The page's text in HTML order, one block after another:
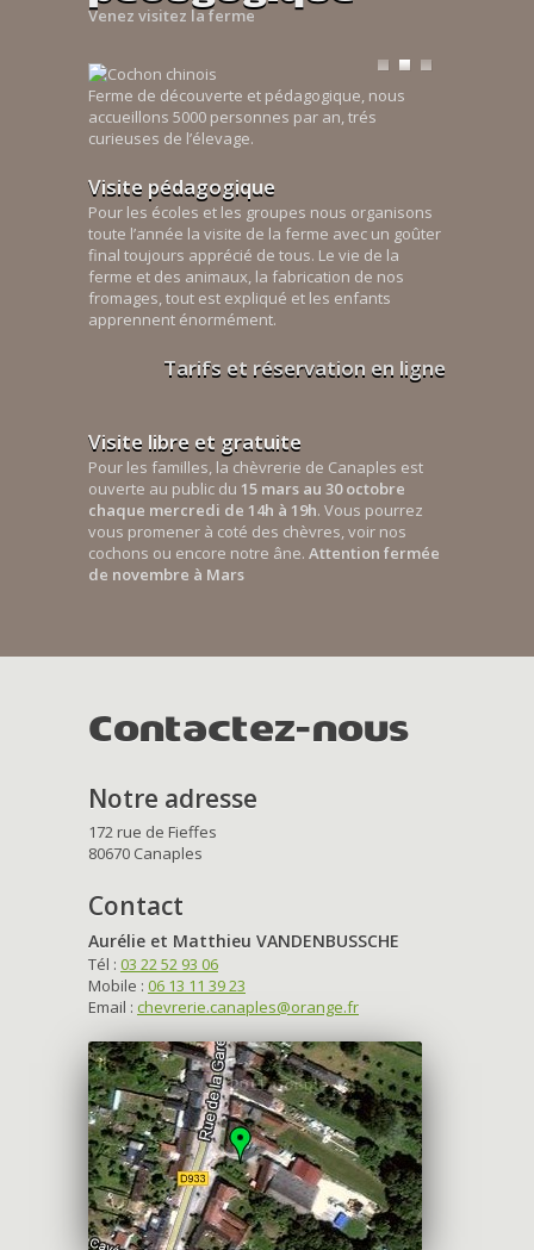
Venez visitez la ferme
Ferme de découverte et pédagogique, nous
accueillons 5000 personnes par an, trés
curieuses de l’élevage.
Visite pédagogique
Pour les écoles et les groupes nous organisons
toute l’année la visite de la ferme avec un goûter
final toujours apprécié de tous. Le vie de la
ferme et des animaux, la fabrication de nos
fromages, tout est expliqué et les enfants
apprennent énormément.
Tarifs et réservation en ligne
Visite libre et gratuite
Pour les familles, la chèvrerie de Canaples est
ouverte au public du 15 mars au 30 octobre
chaque mercredi de 14h à 19h. Vous pourrez
vous promener à coté des chèvres, voir nos
cochons ou encore notre âne. Attention fermée
de novembre à Mars
Contactez-nous
Notre adresse
172 rue de Fieffes
80670 Canaples
Contact
Aurélie et Matthieu VANDENBUSSCHE
Tél : 03 22 52 93 06
Mobile : 06 13 11 39 23
Email : chevrerie.canaples@orange.fr